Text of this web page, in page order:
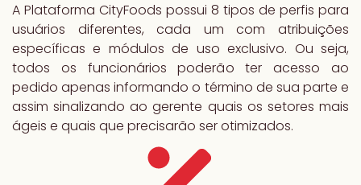
A Plataforma CityFoods possui 8 tipos de perfis para
usuários diferentes, cada um com atribuições
específicas e módulos de uso exclusivo. Ou seja,
todos os funcionários poderão ter acesso ao
pedido apenas informando o término de sua parte e
assim sinalizando ao gerente quais os setores mais
ágeis e quais que precisarão ser otimizados.